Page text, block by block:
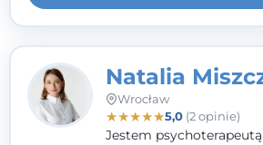
Natalia
Wrocław
★★★★★5,0(2 opinie)
Jestem